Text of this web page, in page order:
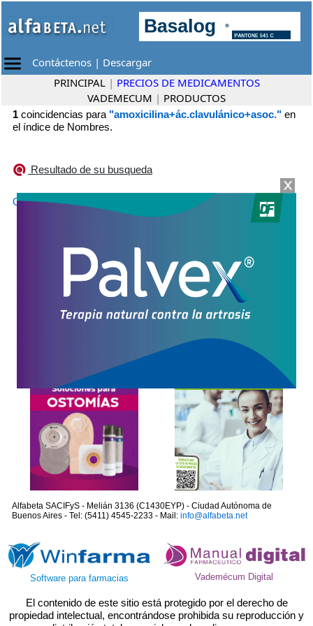
Contáctenos | Descargar
PRINCIPAL | PRECIOS DE MEDICAMENTOS
VADEMECUM | PRODUCTOS
1 coincidencias para "amoxicilina+ác.clavulánico+asoc." en
el índice de Nombres.
Resultado de su busqueda
OPTAMOX RESPIRATORIO DUO Roemmers
Alfabeta SACIFyS - Melián 3136 (C1430EYP) - Ciudad Autónoma de
Buenos Aires - Tel: (5411) 4545-2233 - Mail: info@alfabeta.net
Software para farmacias Vademécum Digital
El contenido de este sitio está protegido por el derecho de
propiedad intelectual, encontrándose prohibida su reproducción y